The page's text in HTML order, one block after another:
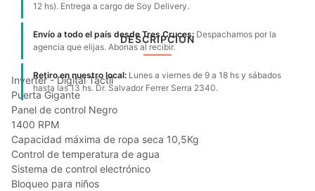
12 hs). Entrega a cargo de Soy Delivery.
Envío a todo el país desde Tres Cruces: Despachamos por la
agencia que elijas. Abonas al recibir.
Retiro en nuestro local: Lunes a viernes de 9 a 18 hs y sábados
hasta las 13 hs. Dr. Salvador Ferrer Serra 2340.
DESCRIPCIÓN
Inverter - Digital Táctil
Puerta Gigante
Panel de control Negro
1400 RPM
Capacidad máxima de ropa seca 10,5Kg
Control de temperatura de agua
Sistema de control electrónico
Bloqueo para niños